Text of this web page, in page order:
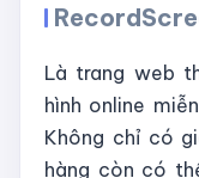
Là trang web
hình online
Không chỉ có
hàng còn có